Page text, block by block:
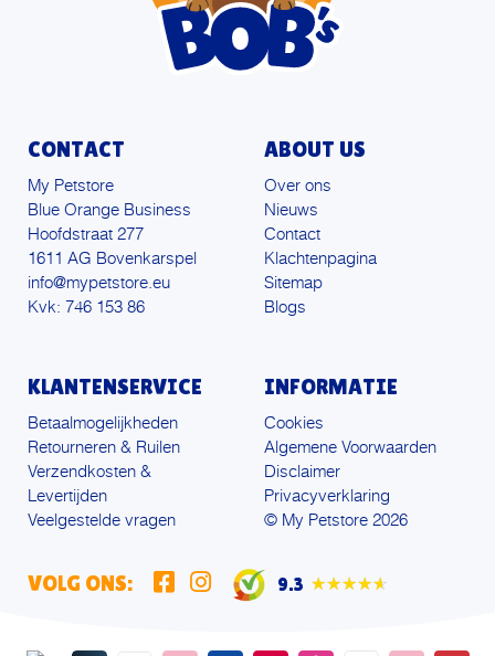
CONTACT
My Petstore
Blue Orange Business
Hoofdstraat 277
1611 AG Bovenkarspel
info@mypetstore.eu
Kvk: 746 153 86
ABOUT US
Over ons
Nieuws
Contact
Klachtenpagina
Sitemap
Blogs
KLANTENSERVICE
Betaalmogelijkheden
Retourneren & Ruilen
Verzendkosten &
Levertijden
Veelgestelde vragen
INFORMATIE
Cookies
Algemene Voorwaarden
Disclaimer
Privacyverklaring
© My Petstore 2026
VOLG ONS: 9.3 ★★★★★